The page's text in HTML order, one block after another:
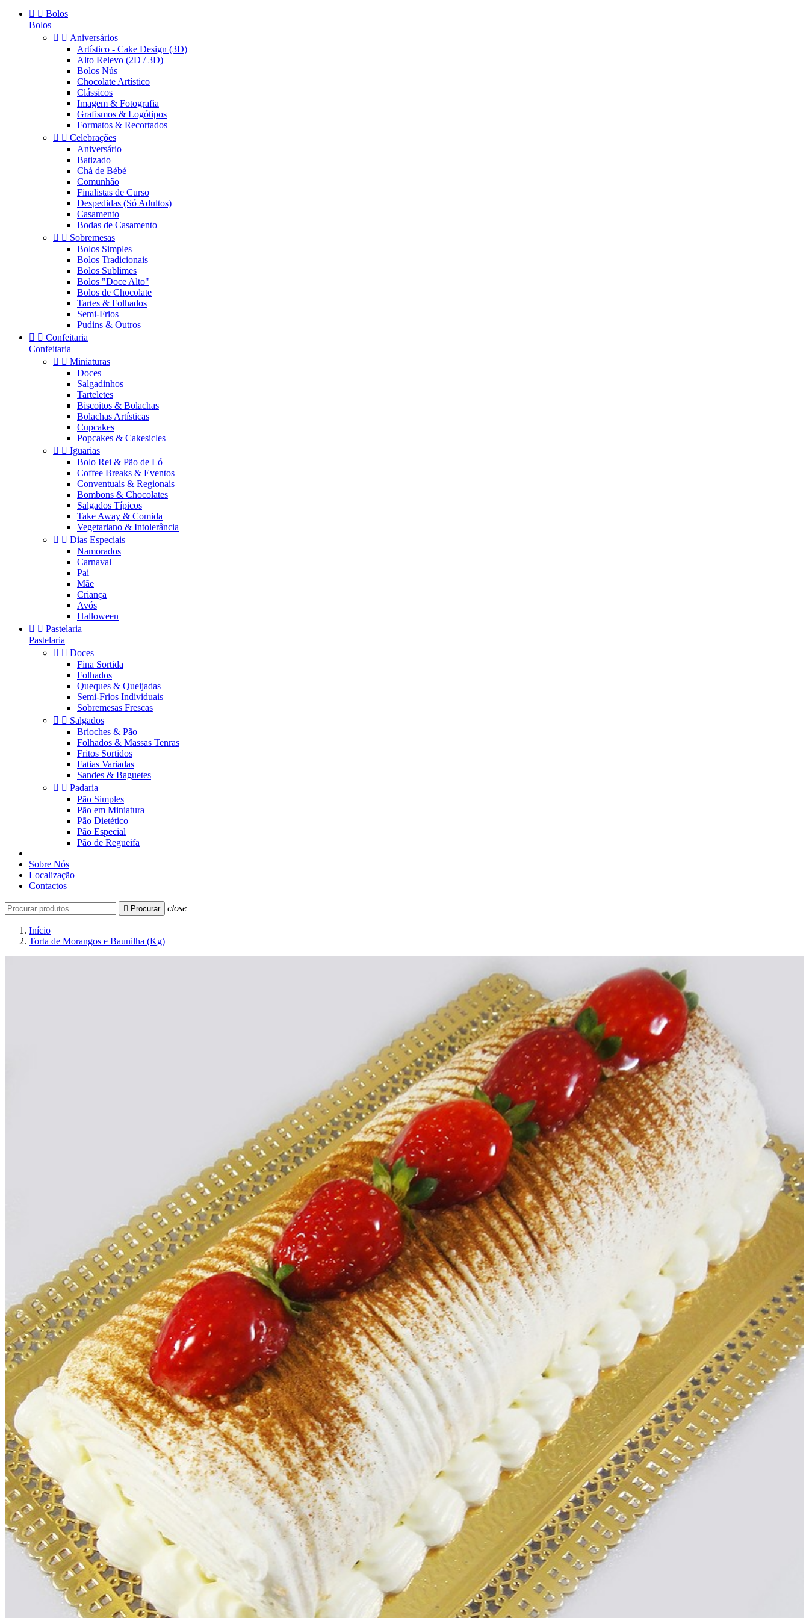
  Bolos
Bolos
  Aniversários
Artístico - Cake Design (3D)
Alto Relevo (2D / 3D)
Bolos Nús
Chocolate Artístico
Clássicos
Imagem & Fotografia
Grafismos & Logótipos
Formatos & Recortados
  Celebrações
Aniversário
Batizado
Chá de Bébé
Comunhão
Finalistas de Curso
Despedidas (Só Adultos)
Casamento
Bodas de Casamento
  Sobremesas
Bolos Simples
Bolos Tradicionais
Bolos Sublimes
Bolos "Doce Alto"
Bolos de Chocolate
Tartes & Folhados
Semi-Frios
Pudins & Outros
  Confeitaria
Confeitaria
  Miniaturas
Doces
Salgadinhos
Tarteletes
Biscoitos & Bolachas
Bolachas Artísticas
Cupcakes
Popcakes & Cakesicles
  Iguarias
Bolo Rei & Pão de Ló
Coffee Breaks & Eventos
Conventuais & Regionais
Bombons & Chocolates
Salgados Típicos
Take Away & Comida
Vegetariano & Intolerância
  Dias Especiais
Namorados
Carnaval
Pai
Mãe
Criança
Avós
Halloween
  Pastelaria
Pastelaria
  Doces
Fina Sortida
Folhados
Queques & Queijadas
Semi-Frios Individuais
Sobremesas Frescas
  Salgados
Brioches & Pão
Folhados & Massas Tenras
Fritos Sortidos
Fatias Variadas
Sandes & Baguetes
  Padaria
Pão Simples
Pão em Miniatura
Pão Dietético
Pão Especial
Pão de Regueifa
Sobre Nós
Localização
Contactos
 Procurar close
Início
Torta de Morangos e Baunilha (Kg)